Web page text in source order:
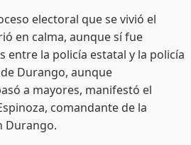
electoral que se vivió el
en calma, aunque sí fue
entre la policía estatal y la policía
Durango, aunque
a mayores, manifestó el
comandante de la
Durango.